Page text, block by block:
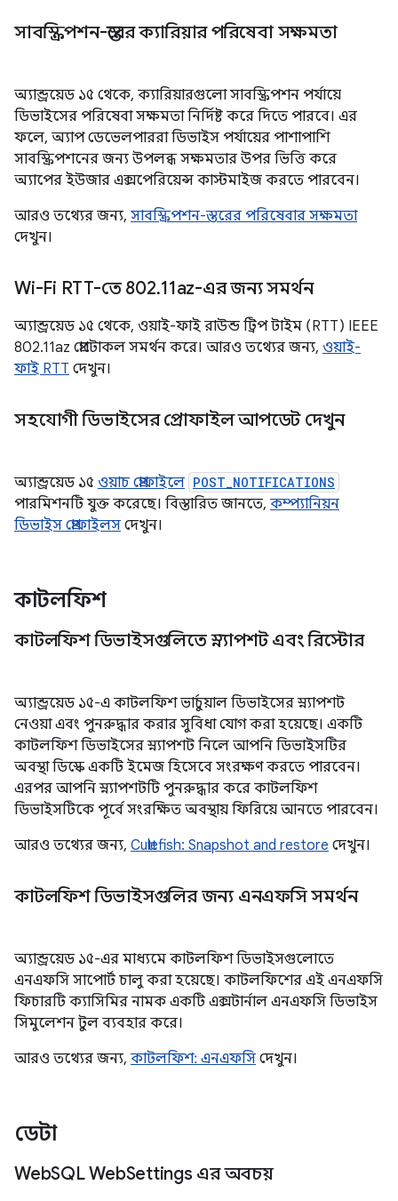
সাবস্ক্রিপশন-স্তরের ক্যারিয়ার পরিষেবা সক্ষমতা
অ্যান্ড্রয়েড ১৫ থেকে, ক্যারিয়ারগুলো সাবস্ক্রিপশন পর্যায়ে
ডিভাইসের পরিষেবা সক্ষমতা নির্দিষ্ট করে দিতে পারবে। এর
ফলে, অ্যাপ ডেভেলপাররা ডিভাইস পর্যায়ের পাশাপাশি
সাবস্ক্রিপশনের জন্য উপলব্ধ সক্ষমতার উপর ভিত্তি করে
অ্যাপের ইউজার এক্সপেরিয়েন্স কাস্টমাইজ করতে পারবেন।
আরও তথ্যের জন্য, সাবস্ক্রিপশন-স্তরের পরিষেবার সক্ষমতা
দেখুন।
Wi-Fi RTT-তে 802.11az-এর জন্য সমর্থন
অ্যান্ড্রয়েড ১৫ থেকে, ওয়াই-ফাই রাউন্ড ট্রিপ টাইম (RTT) IEEE
802.11az প্রোটোকল সমর্থন করে। আরও তথ্যের জন্য, ওয়াই-
ফাই RTT দেখুন।
সহযোগী ডিভাইসের প্রোফাইল আপডেট দেখুন
অ্যান্ড্রয়েড ১৫ ওয়াচ প্রোফাইলে POST_NOTIFICATIONS
পারমিশনটি যুক্ত করেছে। বিস্তারিত জানতে, কম্প্যানিয়ন
ডিভাইস প্রোফাইলস দেখুন।
কাটলফিশ
কাটলফিশ ডিভাইসগুলিতে স্ন্যাপশট এবং রিস্টোর
অ্যান্ড্রয়েড ১৫-এ কাটলফিশ ভার্চুয়াল ডিভাইসের স্ন্যাপশট
নেওয়া এবং পুনরুদ্ধার করার সুবিধা যোগ করা হয়েছে। একটি
কাটলফিশ ডিভাইসের স্ন্যাপশট নিলে আপনি ডিভাইসটির
অবস্থা ডিস্কে একটি ইমেজ হিসেবে সংরক্ষণ করতে পারবেন।
এরপর আপনি স্ন্যাপশটটি পুনরুদ্ধার করে কাটলফিশ
ডিভাইসটিকে পূর্বে সংরক্ষিত অবস্থায় ফিরিয়ে আনতে পারবেন।
আরও তথ্যের জন্য, Cuttlefish: Snapshot and restore দেখুন।
কাটলফিশ ডিভাইসগুলির জন্য এনএফসি সমর্থন
অ্যান্ড্রয়েড ১৫-এর মাধ্যমে কাটলফিশ ডিভাইসগুলোতে
এনএফসি সাপোর্ট চালু করা হয়েছে। কাটলফিশের এই এনএফসি
ফিচারটি ক্যাসিমির নামক একটি এক্সটার্নাল এনএফসি ডিভাইস
সিমুলেশন টুল ব্যবহার করে।
আরও তথ্যের জন্য, কাটলফিশ: এনএফসি দেখুন।
ডেটা
WebSQL WebSettings এর অবচয়